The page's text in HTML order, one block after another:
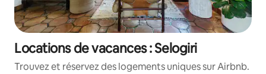
Locations de vacances : Selogiri
Trouvez et réservez des logements uniques sur Airbnb.